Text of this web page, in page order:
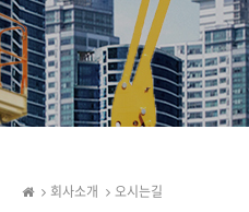
회사소개 오시는길